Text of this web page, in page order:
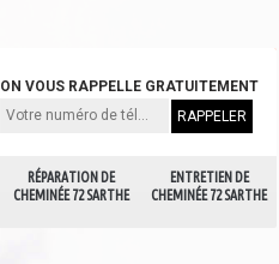
RÉPARATION DE
CHEMINÉE 72 SARTHE
ENTRETIEN DE
CHEMINÉE 72 SARTHE
ON VOUS RAPPELLE GRATUITEMENT